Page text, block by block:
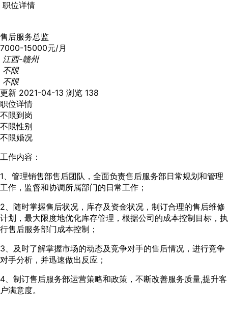
职位详情
售后服务总监
7000-15000元/月
江西-赣州
不限
不限
更新 2021-04-13 浏览 138
职位详情
不限到岗
不限性别
不限婚况
工作内容：
1、管理销售部售后团队，全面负责售后服务部日常规划和管理
工作，监督和协调所属部门的日常工作；
2、随时掌握售后状况，库存及资金状况，制订合理的售后维修
计划，最大限度地优化库存管理，根据公司的成本控制目标，执
行售后服务部门成本控制；
3、及时了解掌握市场的动态及竞争对手的售后情况，进行竞争
对手分析，并迅速做出反应；
4、制订售后服务部运营策略和政策，不断改善服务质量,提升客
户满意度。